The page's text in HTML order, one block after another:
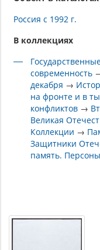
Россия с 1992 г.
В коллекциях
современность
декабря →
на фронте и в
конфликтов →
Великая
Коллекции →
Защитники
память. Персоны